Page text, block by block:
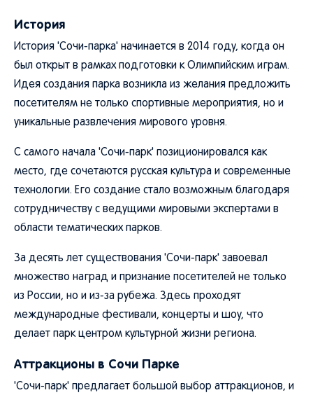
История
История 'Сочи-парка' начинается в 2014 году, когда он
был открыт в рамках подготовки к Олимпийским играм.
Идея создания парка возникла из желания предложить
посетителям не только спортивные мероприятия, но и
уникальные развлечения мирового уровня.
С самого начала 'Сочи-парк' позиционировался как
место, где сочетаются русская культура и современные
технологии. Его создание стало возможным благодаря
сотрудничеству с ведущими мировыми экспертами в
области тематических парков.
За десять лет существования 'Сочи-парк' завоевал
множество наград и признание посетителей не только
из России, но и из-за рубежа. Здесь проходят
международные фестивали, концерты и шоу, что
делает парк центром культурной жизни региона.
Аттракционы в Сочи Парке
'Сочи-парк' предлагает большой выбор аттракционов, и